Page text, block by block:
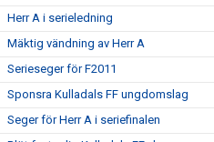
Herr A i serieledning
Mäktig vändning av Herr A
Serieseger för F2011
Sponsra Kulladals FF ungdomslag
Seger för Herr A i seriefinalen